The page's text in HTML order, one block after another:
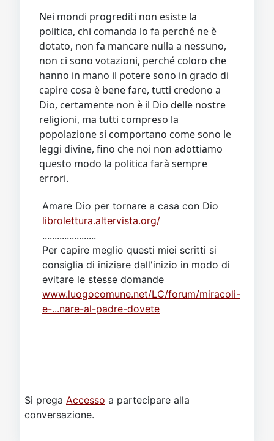
Nei mondi progrediti non esiste la
politica, chi comanda lo fa perché ne è
dotato, non fa mancare nulla a nessuno,
non ci sono votazioni, perché coloro che
hanno in mano il potere sono in grado di
capire cosa è bene fare, tutti credono a
Dio, certamente non è il Dio delle nostre
religioni, ma tutti compreso la
popolazione si comportano come sono le
leggi divine, fino che noi non adottiamo
questo modo la politica farà sempre
errori.
Amare Dio per tornare a casa con Dio
librolettura.altervista.org/
......................
Per capire meglio questi miei scritti si
consiglia di iniziare dall'inizio in modo di
evitare le stesse domande
www.luogocomune.net/LC/forum/miracoli-
e-...nare-al-padre-dovete
Si prega Accesso a partecipare alla
conversazione.